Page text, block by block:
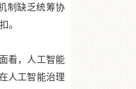
制缺乏统筹协
。
看，人工智能
人工智能治理